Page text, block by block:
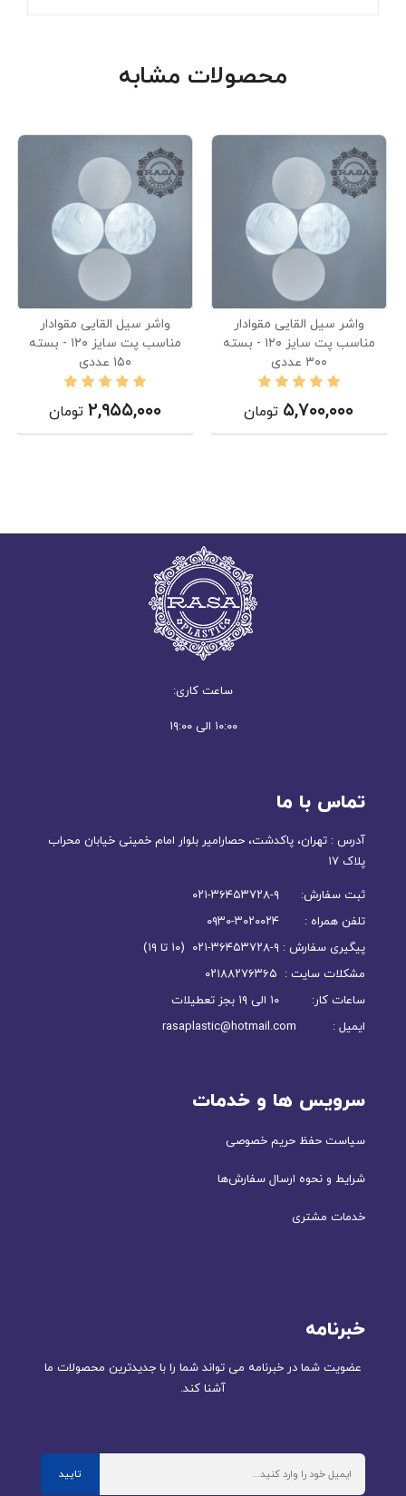
محصولات مشابه
واشر سیل القایی مقوادار
مناسب پت سایز ۱۲۰ - بسته
۱۵۰ عددی
۲,۹۵۵,۰۰۰ تومان
واشر سیل القایی مقوادار
مناسب پت سایز ۱۲۰ - بسته
۳۰۰ عددی
۵,۷۰۰,۰۰۰ تومان
ساعت کاری:
۱۰:۰۰ الی ۱۹:۰۰
تماس با ما
آدرس : تهران، پاکدشت، حصارامیر بلوار امام خمینی خیابان محراب
پلاک ۱۷
ثبت سفارش: ۹-۳۶۴۵۳۷۲۸-۰۲۱
تلفن همراه : ۳۰۲۰۰۲۴-۰۹۳۰
پیگیری سفارش : ۹-۳۶۴۵۳۷۲۸-۰۲۱ (۱۰ تا ۱۹)
مشکلات سایت : ۰۲۱۸۸۲۷۶۳۶۵
ساعات کار: ۱۰ الی ۱۹ بجز تعطیلات
ایمیل : rasaplastic@hotmail.com
سرویس ها و خدمات
سیاست حفظ حریم خصوصی
شرایط و نحوه ارسال سفارش‌ها
خدمات مشتری
خبرنامه
عضویت شما در خبرنامه می تواند شما را با جدیدترین محصولات ما
آشنا کند.
تایید